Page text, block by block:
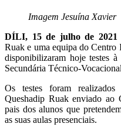
Imagem Jesuína Xavier
DÍLI, 15 de julho de
Ruak e uma equipa do
disponibilizaram hoje testes
Secundária Técnico-
Os testes foram
Queshadip Ruak enviado ao
pais dos alunos que
as suas aulas presenciais.